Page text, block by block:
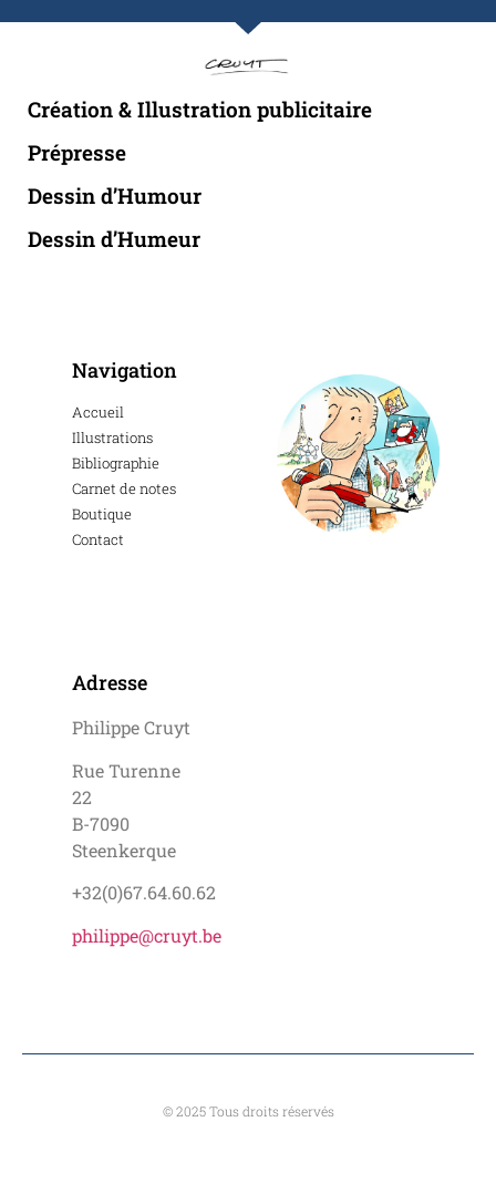
Création & Illustration publicitaire
Prépresse
Dessin d’Humour
Dessin d’Humeur
Navigation
Accueil
Illustrations
Bibliographie
Carnet de notes
Boutique
Contact
Adresse
Philippe Cruyt
Rue Turenne
22
B-7090
Steenkerque
+32(0)67.64.60.62
philippe@cruyt.be
© 2025 Tous droits réservés